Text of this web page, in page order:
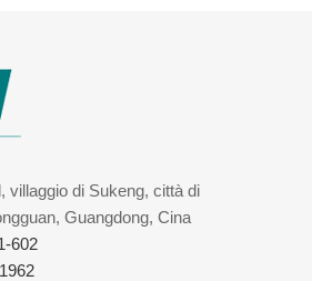
villaggio di Sukeng, città di
Guangdong, Cina
602